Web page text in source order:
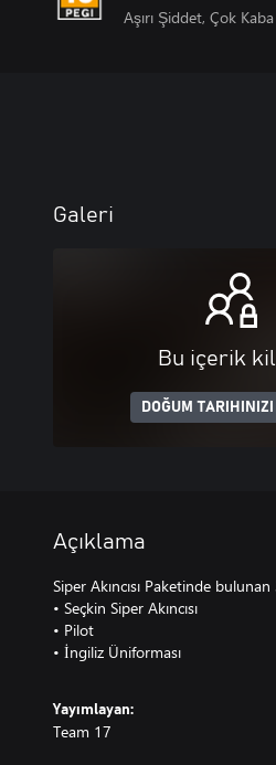
Aşırı Şiddet, Çok
Galeri
Bu içerik
DOĞUM TARIHINIZI
Açıklama
Siper Akıncısı Paketinde
• Seçkin Siper Akıncısı
• Pilot
• İngiliz Üniforması
Yayımlayan:
Team 17